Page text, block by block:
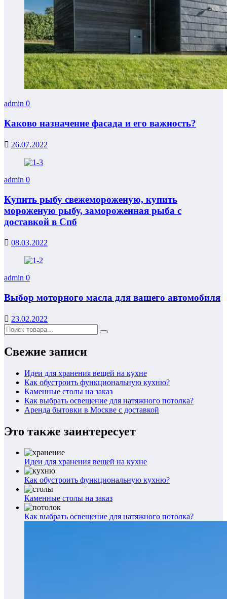
admin 0
Каково назначение фасада и его важность?
26.07.2022
admin 0
Купить рыбу свежемороженую, купить
мороженую рыбу, замороженная рыба с
доставкой в Спб
08.03.2022
admin 0
Выбор моторного масла для вашего автомобиля
23.02.2022
Свежие записи
Идеи для хранения вещей на кухне
Как обустроить функциональную кухню?
Каменные столы на заказ
Как выбрать освещение для натяжного потолка?
Аренда бытовки в Москве с доставкой
Это также заинтересует
Идеи для хранения вещей на кухне
Как обустроить функциональную кухню?
Каменные столы на заказ
Как выбрать освещение для натяжного потолка?